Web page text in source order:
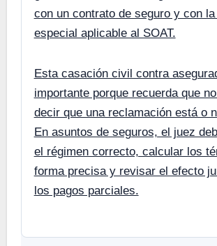
con un contrato de seguro y con
especial aplicable al SOAT.
Esta casación civil contra
importante porque recuerda que
decir que una reclamación está o
En asuntos de seguros, el juez
el régimen correcto, calcular los
forma precisa y revisar el efecto
los pagos parciales.